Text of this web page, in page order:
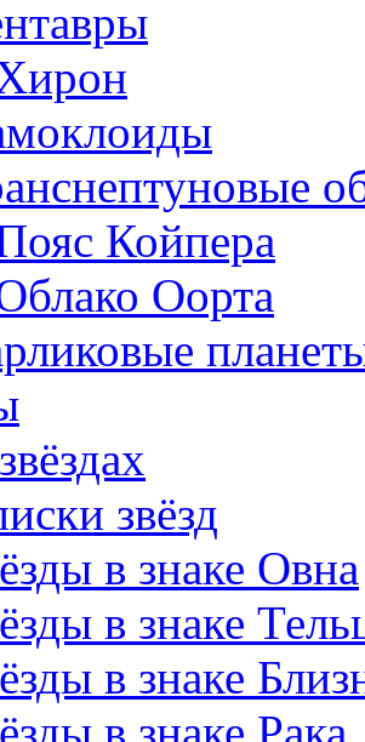
Койпера
Оорта
звёзд
в знаке Овна
в знаке
в знаке